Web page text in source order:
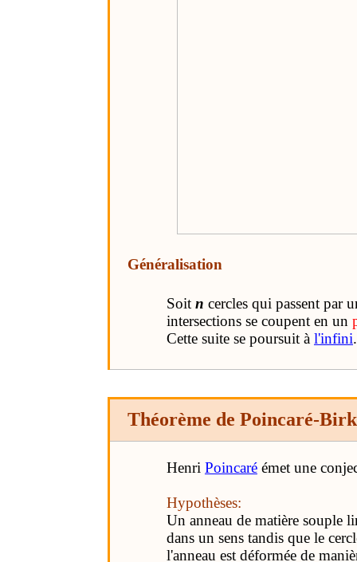
Généralisation
Soit n cercles qui passent par
intersections se coupent en un
Cette suite se poursuit à l'infini.
Théorème de Poincaré-
Henri Poincaréémet une
Hypothèses:
Un anneau de matière souple
dans un sens tandis que le
l'anneau est déformée de